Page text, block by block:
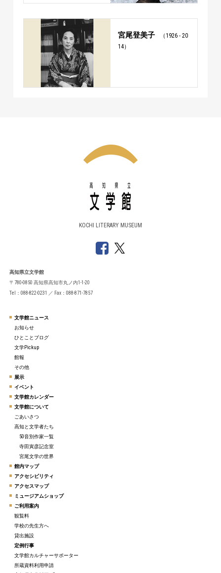
宮尾登美子
（1926 - 20
14）
KOCHI LITERARY MUSEUM
高知県立文学館
〒780-0850 高知県高知市丸ノ内1-1-20
Tel：088-822-0231 ／ Fax：088-871-7857
文学館ニュース
お知らせ
ひとことブログ
文学Pickup
館報
その他
展示
イベント
文学館カレンダー
文学館について
ごあいさつ
高知と文学者たち
50音別作家一覧
寺田寅彦記念室
宮尾文学の世界
館内マップ
アクセシビリティ
アクセスマップ
ミュージアムショップ
ご利用案内
観覧料
学校の先生方へ
貸出施設
定例行事
文学館カルチャーサポーター
所蔵資料利用申請